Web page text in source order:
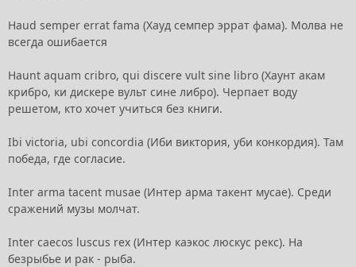
Haud semper errat fama (Хауд семпер эррат фама). Молва не
всегда ошибается
Haunt aquam cribro, qui discere vult sine libro (Хаунт акам
крибро, ки дискере вульт сине либро). Черпает воду
решетом, кто хочет учиться без книги.
Ibi victoria, ubi concordia (Иби виктория, уби конкордия). Там
победа, где согласие.
Inter arma tacent musae (Интер арма такент мусае). Среди
сражений музы молчат.
Inter caecos luscus rex (Интер каэкос люскус рекс). На
безрыбье и рак - рыба.